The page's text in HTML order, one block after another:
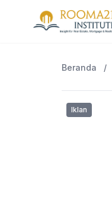
Beranda /
Iklan